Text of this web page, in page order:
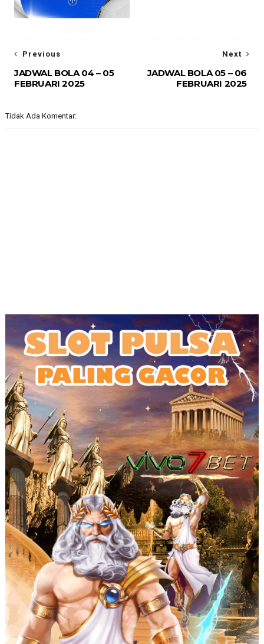
Next
JADWAL BOLA 05 – 06
FEBRUARI 2025
Previous
JADWAL BOLA 04 – 05
FEBRUARI 2025
Tidak Ada Komentar: